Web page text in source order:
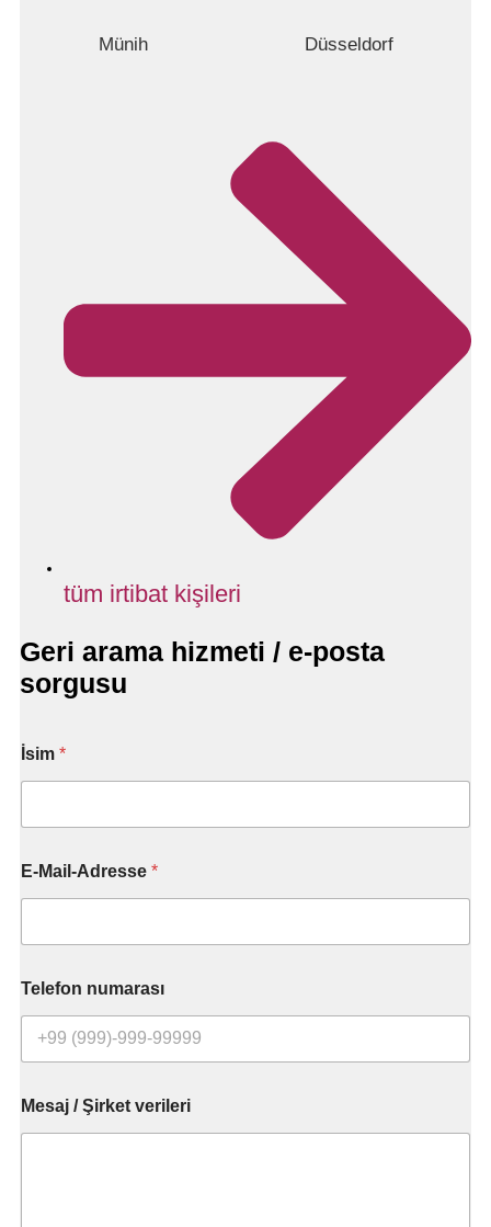
Münih Düsseldorf
tüm irtibat kişileri
Geri arama hizmeti / e-posta
sorgusu
İsim *
E-Mail-Adresse *
Telefon numarası
u
f
Mesaj / Şirket verileri